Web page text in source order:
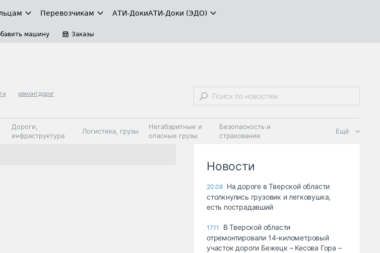
Перевозчикам АТИ-ДокиАТИ-Доки (ЭДО)
машину Заказы
ремонт дорог
Дороги,
инфраструктура
Логистика, грузы
Негабаритные и
опасные грузы
Безопасность и
страхование
Ещё
Новости
20.08 На дороге в Тверской области
столкнулись грузовик и легковушка,
есть пострадавший
17.11
В Тверской области
отремонтировали 14-километровый
участок дороги Бежецк – Кесова Гора –